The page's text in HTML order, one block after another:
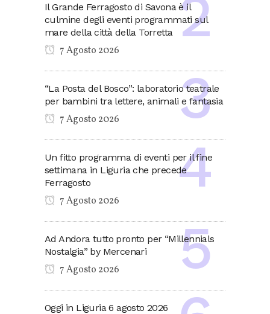
Il Grande Ferragosto di Savona è il
culmine degli eventi programmati sul
mare della città della Torretta
7 Agosto 2026
“La Posta del Bosco”: laboratorio teatrale
per bambini tra lettere, animali e fantasia
7 Agosto 2026
Un fitto programma di eventi per il fine
settimana in Liguria che precede
Ferragosto
7 Agosto 2026
Ad Andora tutto pronto per “Millennials
Nostalgia” by Mercenari
7 Agosto 2026
Oggi in Liguria 6 agosto 2026